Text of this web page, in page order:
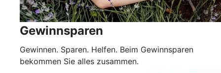
Gewinnsparen
Gewinnen. Sparen. Helfen. Beim Gewinnsparen
bekommen Sie alles zusammen.